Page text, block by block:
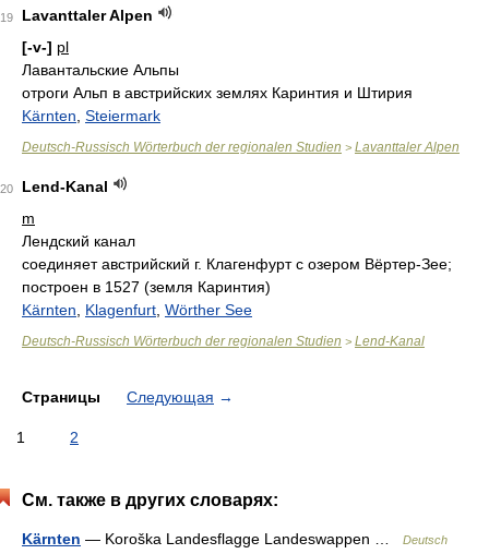
19
Lavanttaler Alpen
[-v-] pl
Лавантальские Альпы
отроги Альп в австрийских землях Каринтия и Штирия
Kärnten Steiermark
Deutsch-Russisch Wörterbuch der regionalen Studien > Lavanttaler Alpen
20
Lend-Kanal
m
Лендский канал
соединяет австрийский г. Клагенфурт с озером Вёртер-Зее;
построен в 1527 (земля Каринтия)
Kärnten
Klagenfurt Wörther See
Deutsch-Russisch Wörterbuch der regionalen Studien > Lend-Kanal
Страницы Следующая →
1 2
См. также в других словарях:
Kärnten — Koroška Landesflagge Landeswappen …
Deutsch